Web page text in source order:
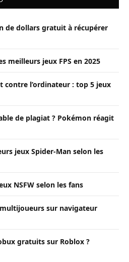
de dollars gratuit à récupérer
meilleurs jeux FPS en 2025
contre l’ordinateur : top 5 jeux
de plagiat ? Pokémon réagit
jeux Spider-Man selon les
NSFW selon les fans
sur navigateur
gratuits sur Roblox ?